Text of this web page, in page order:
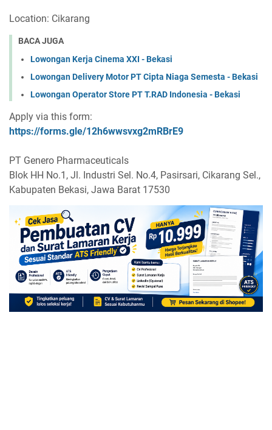
Location: Cikarang
BACA JUGA
Lowongan Kerja Cinema XXI - Bekasi
Lowongan Delivery Motor PT Cipta Niaga Semesta - Bekasi
Lowongan Operator Store PT T.RAD Indonesia - Bekasi
Apply via this form:
https://forms.gle/12h6wwsvxg2mRBrE9
PT Genero Pharmaceuticals
Blok HH No.1, Jl. Industri Sel. No.4, Pasirsari, Cikarang Sel.,
Kabupaten Bekasi, Jawa Barat 17530